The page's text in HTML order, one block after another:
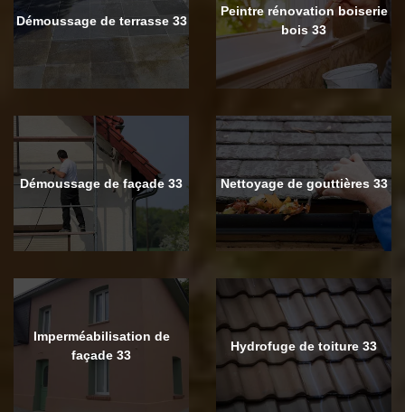
Démoussage de terrasse 33
Peintre rénovation boiserie
bois 33
Démoussage de façade 33 Nettoyage de gouttières 33
Imperméabilisation de
façade 33
Hydrofuge de toiture 33